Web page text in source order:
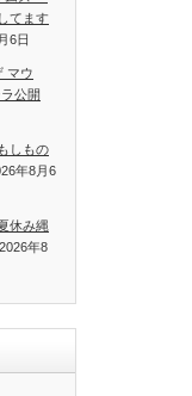
てます
6日
マウ
公開
しもの
年8月6
休み縄
2026年8